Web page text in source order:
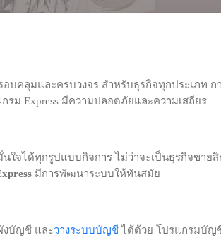
บคลุมและครบวงจร สำหรับธุรกิจทุกประเภท ก
รม Express มีความปลอดภัยและความเสถียร
นใจได้ทุกรูปแบบกิจการ ไม่ว่าจะเป็นธุรกิจขาย
มีการพัฒนาระบบให้ทันสมัย
งบัญชี และวางระบบบัญชีได้ด้วย โปรแกรมบัญ